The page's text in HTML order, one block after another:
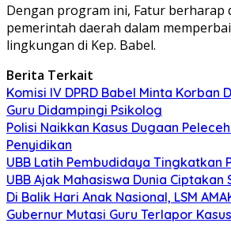
Dengan program ini, Fatur berharap
pemerintah daerah dalam
lingkungan di Kep. Babel.
Berita Terkait
Komisi IV DPRD Babel Minta Korban
Guru Didampingi Psikolog
Polisi Naikkan Kasus Dugaan
Penyidikan
UBB Latih Pembudidaya Tingkatkan
UBB Ajak Mahasiswa Dunia Ciptakan
Di Balik Hari Anak Nasional, LSM
Gubernur Mutasi Guru Terlapor